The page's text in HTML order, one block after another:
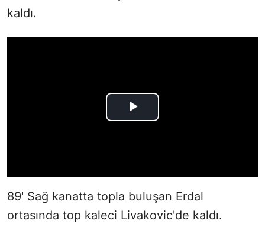
kaldı.
89' Sağ kanatta topla buluşan Erdal
ortasında top kaleci Livakovic'de kaldı.